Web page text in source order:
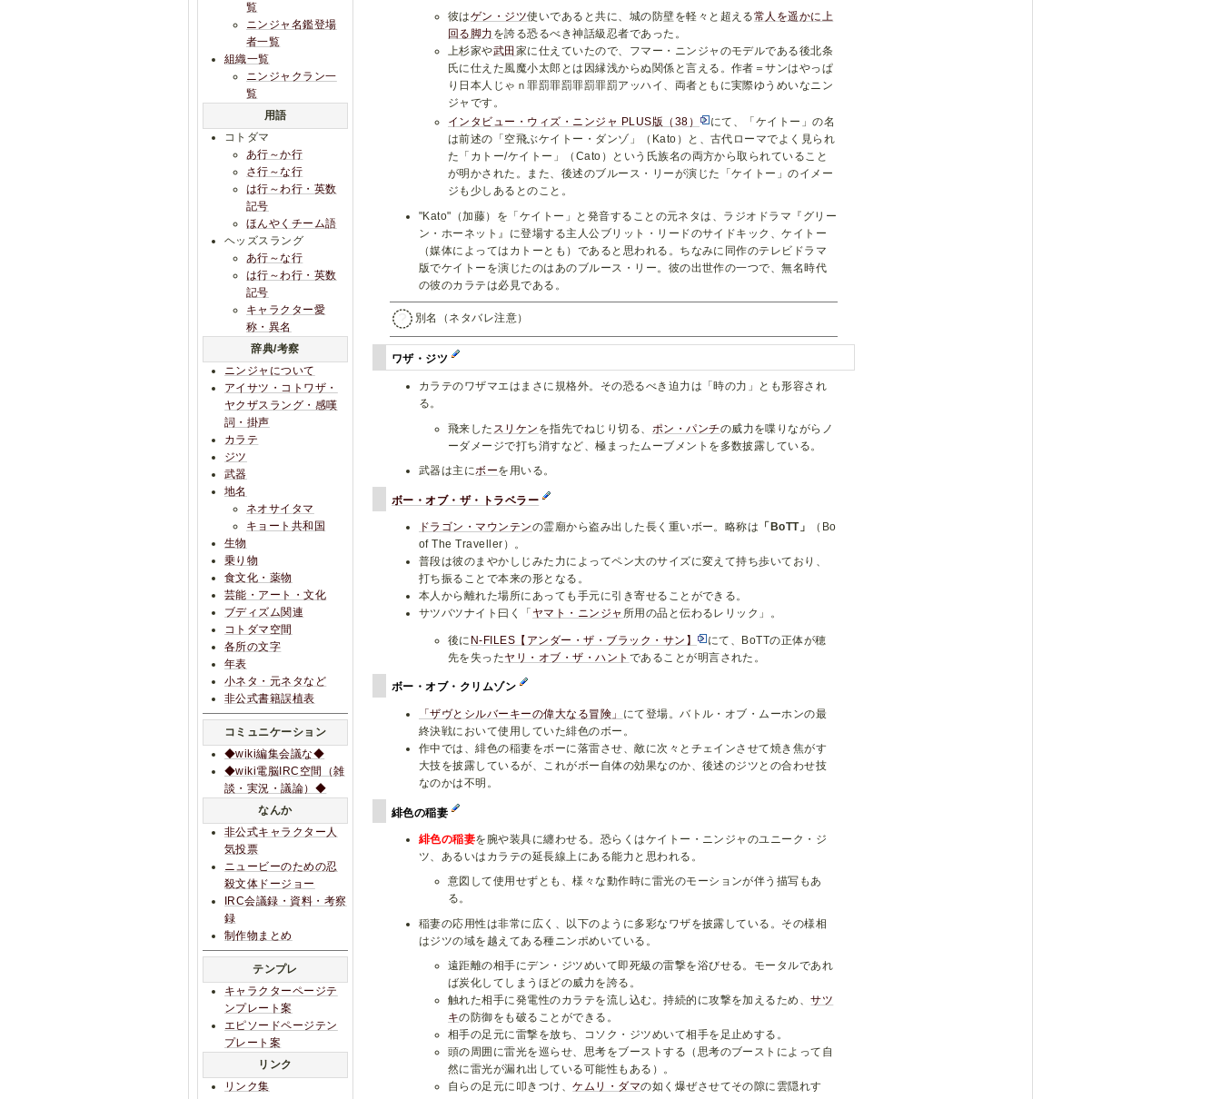
彼はゲン・ジツ使いであると共に、城の防壁を軽々と超える常人を遥かに上
回る脚力 を誇る恐るべき神話級忍者であった。
上杉家や武田 家に仕えていたので、フマー・ニンジャのモデルである後北条
氏に仕えた風魔小太郎とは因縁浅からぬ関係と言える。作者＝サンはやっぱ
り日本人じゃｎ罪罰罪罰罪罰罪罰アッハイ、両者ともに実際ゆうめいなニン
ジャです。
インタビュー・ウィズ・ニンジャ PLUS版（38）
にて、「ケイトー」の名
は前述の「空飛ぶケイトー・ダンゾ」（Kato）と、古代ローマでよく見られ
た「カトー/ケイトー」（Cato）という氏族名の両方から取られていること
が明かされた。また、後述のブルース・リーが演じた「ケイトー」のイメー
ジも少しあるとのこと。
"Kato"（加藤）を「ケイトー」と発音することの元ネタは、ラジオドラマ『グリー
ン・ホーネット』に登場する主人公ブリット・リードのサイドキック、ケイトー
（媒体によってはカトーとも）であると思われる。ちなみに同作のテレビドラマ
版でケイトーを演じたのはあのブルース・リー。彼の出世作の一つで、無名時代
の彼のカラテは必見である。
別名（ネタバレ注意）
ワザ・ジツ
カラテのワザマエはまさに規格外。その恐るべき迫力は「時の力」とも形容され
る。
飛来した スリケン を指先でねじり切る、 ポン・パンチの威力を喋りながらノ
ーダメージで打ち消すなど、極まったムーブメントを多数披露している。
武器は主にボーを用いる。
ボー・オブ・ザ・トラベラー
ドラゴン・マウンテンの霊廟から盗み出した長く重いボー。略称は 「BoTT」
（Bo
of The Traveller）。
普段は彼のまやかしじみた力によってペン大のサイズに変えて持ち歩いており、
打ち振ることで本来の形となる。
本人から離れた場所にあっても手元に引き寄せることができる。
サツバツナイト曰く「 ヤマト・ニンジャ 所用の品と伝わるレリック」。
後に N-FILES【アンダー・ザ・ブラック・サン】
にて、BoTTの正体が穂
先を失ったヤリ・オブ・ザ・ハント であることが明言された。
ボー・オブ・クリムゾン
「ザヴとシルバーキーの偉大なる冒険」 にて登場。バトル・オブ・ムーホンの最
終決戦において使用していた緋色のボー。
作中では、緋色の稲妻をボーに落雷させ、敵に次々とチェインさせて焼き焦がす
大技を披露しているが、これがボー自体の効果なのか、後述のジツとの合わせ技
なのかは不明。
緋色の稲妻
緋色の稲妻を腕や装具に纏わせる。恐らくはケイトー・ニンジャのユニーク・ジ
ツ、あるいはカラテの延長線上にある能力と思われる。
意図して使用せずとも、様々な動作時に雷光のモーションが伴う描写もあ
る。
稲妻の応用性は非常に広く、以下のように多彩なワザを披露している。その様相
はジツの域を越えてある種ニンポめいている。
遠距離の相手にデン・ジツめいて即死級の雷撃を浴びせる。モータルであれ
ば炭化してしまうほどの威力を誇る。
触れた相手に発電性のカラテを流し込む。持続的に攻撃を加えるため、サツ
キの防御をも破ることができる。
相手の足元に雷撃を放ち、コソク・ジツめいて相手を足止めする。
頭の周囲に雷光を巡らせ、思考をブーストする（思考のブーストによって自
然に雷光が漏れ出している可能性もある）。
自らの足元に叩きつけ、ケムリ・ダマの如く爆ぜさせてその隙に雲隠れす
覧
ニンジャ名鑑登場
者一覧
組織一覧
ニンジャクラン一
覧
用語
コトダマ
あ行～か行
さ行～な行
は行～わ行・英数
記号
ほんやくチーム語
ヘッズスラング
あ行～な行
は行～わ行・英数
記号
キャラクター愛
称・異名
辞典/考察
ニンジャについて
アイサツ・コトワザ・
ヤクザスラング・感嘆
詞・掛声
カラテ
ジツ
武器
地名
ネオサイタマ
キョート共和国
生物
乗り物
食文化・薬物
芸能・アート・文化
ブディズム関連
コトダマ空間
各所の文字
年表
小ネタ・元ネタなど
非公式書籍誤植表
コミュニケーション
◆wiki編集会議な◆
◆wiki電脳IRC空間（雑
談・実況・議論）◆
なんか
非公式キャラクター人
気投票
ニュービーのための忍
殺文体ドージョー
IRC会議録・資料・考察
録
制作物まとめ
テンプレ
キャラクターページテ
ンプレート案
エピソードページテン
プレート案
リンク
リンク集